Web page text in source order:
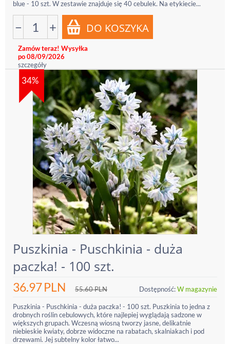
blue - 10 szt. W zestawie znajduje się 40 cebulek. Na etykiecie...
− +
Zamów teraz! Wysyłka
po 08/09/2026
szczegóły
34%
Puszkinia - Puschkinia - duża
paczka! - 100 szt.
36.97PLN 55.60PLN Dostępność:W magazynie
Puszkinia - Puschkinia - duża paczka! - 100 szt. Puszkinia to jedna z
drobnych roślin cebulowych, które najlepiej wyglądają sadzone w
większych grupach. Wczesną wiosną tworzy jasne, delikatnie
niebieskie kwiaty, dobrze widoczne na rabatach, skalniakach i pod
drzewami. Jej subtelny kolor łatwo...